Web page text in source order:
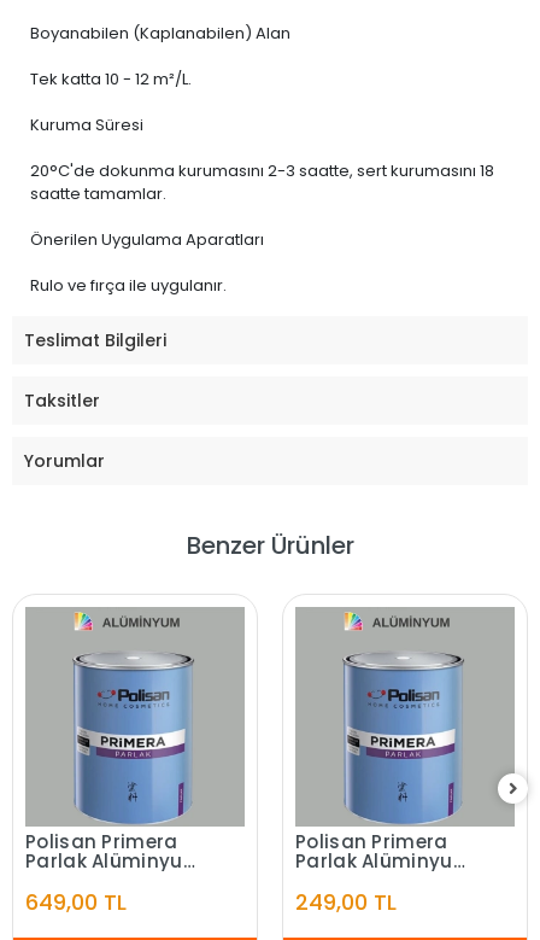
Boyanabilen (Kaplanabilen) Alan
Tek katta 10 - 12 m²/L.
Kuruma Süresi
20°C'de dokunma kurumasını 2-3 saatte, sert kurumasını 18
saatte tamamlar.
Önerilen Uygulama Aparatları
Rulo ve fırça ile uygulanır.
Teslimat Bilgileri
Taksitler
Yorumlar
Benzer Ürünler
Polisan Primera
Parlak Alüminyum
649,00 TL
Polisan Primera
Parlak Alüminyum
249,00 TL